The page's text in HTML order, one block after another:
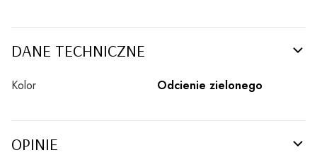
DANE TECHNICZNE
Kolor Odcienie zielonego
OPINIE